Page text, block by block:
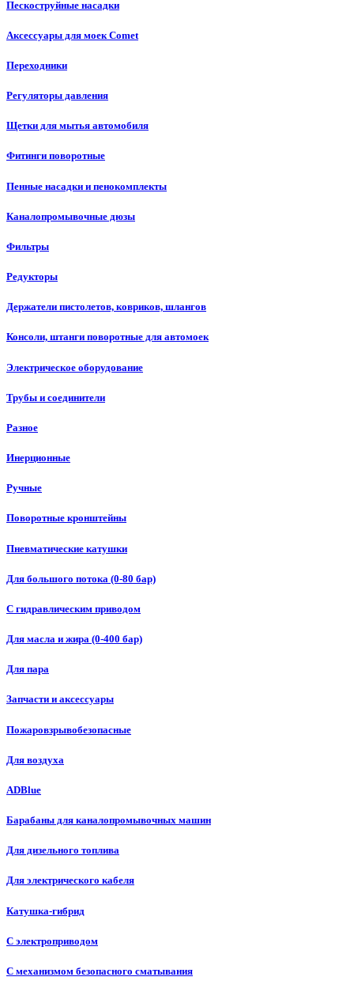
Пескоструйные насадки
Аксессуары для моек Comet
Переходники
Регуляторы давления
Щетки для мытья автомобиля
Фитинги поворотные
Пенные насадки и пенокомплекты
Каналопромывочные дюзы
Фильтры
Редукторы
Держатели пистолетов, ковриков, шлангов
Консоли, штанги поворотные для автомоек
Электрическое оборудование
Трубы и соединители
Разное
Инерционные
Ручные
Поворотные кронштейны
Пневматические катушки
Для большого потока (0-80 бар)
С гидравлическим приводом
Для масла и жира (0-400 бар)
Для пара
Запчасти и аксессуары
Пожаровзрывобезопасные
Для воздуха
ADBlue
Барабаны для каналопромывочных машин
Для дизельного топлива
Для электрического кабеля
Катушка-гибрид
С электроприводом
С механизмом безопасного сматывания